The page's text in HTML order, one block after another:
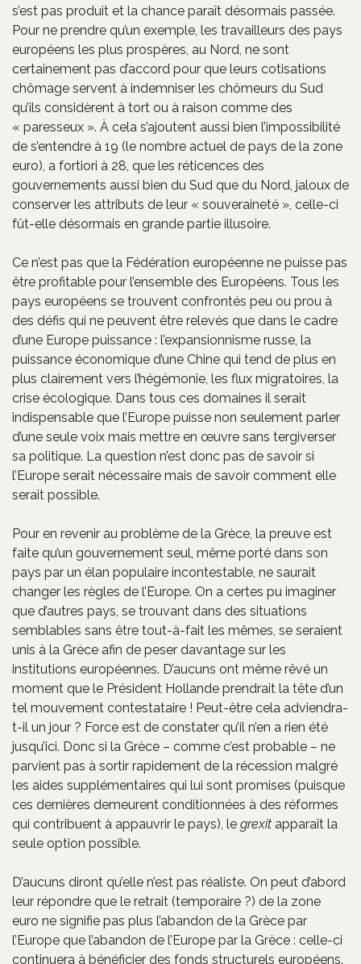
s’est pas produit et la chance paraît désormais passée.
Pour ne prendre qu’un exemple, les travailleurs des pays
européens les plus prospères, au Nord, ne sont
certainement pas d’accord pour que leurs cotisations
chômage servent à indemniser les chômeurs du Sud
qu’ils considèrent à tort ou à raison comme des
« paresseux ». À cela s’ajoutent aussi bien l’impossibilité
de s’entendre à 19 (le nombre actuel de pays de la zone
euro), a fortiori à 28, que les réticences des
gouvernements aussi bien du Sud que du Nord, jaloux de
conserver les attributs de leur « souveraineté », celle-ci
fût-elle désormais en grande partie illusoire.
Ce n’est pas que la Fédération européenne ne puisse pas
être profitable pour l’ensemble des Européens. Tous les
pays européens se trouvent confrontés peu ou prou à
des défis qui ne peuvent être relevés que dans le cadre
d’une Europe puissance : l’expansionnisme russe, la
puissance économique d’une Chine qui tend de plus en
plus clairement vers l’hégémonie, les flux migratoires, la
crise écologique. Dans tous ces domaines il serait
indispensable que l’Europe puisse non seulement parler
d’une seule voix mais mettre en œuvre sans tergiverser
sa politique. La question n’est donc pas de savoir si
l’Europe serait nécessaire mais de savoir comment elle
serait possible.
Pour en revenir au problème de la Grèce, la preuve est
faite qu’un gouvernement seul, même porté dans son
pays par un élan populaire incontestable, ne saurait
changer les règles de l’Europe. On a certes pu imaginer
que d’autres pays, se trouvant dans des situations
semblables sans être tout-à-fait les mêmes, se seraient
unis à la Grèce afin de peser davantage sur les
institutions européennes. D’aucuns ont même rêvé un
moment que le Président Hollande prendrait la tête d’un
tel mouvement contestataire ! Peut-être cela adviendra-
t-il un jour ? Force est de constater qu’il n’en a rien été
jusqu’ici. Donc si la Grèce – comme c’est probable – ne
parvient pas à sortir rapidement de la récession malgré
les aides supplémentaires qui lui sont promises (puisque
ces dernières demeurent conditionnées à des réformes
qui contribuent à appauvrir le pays), le grexit apparaît la
seule option possible.
D’aucuns diront qu’elle n’est pas réaliste. On peut d’abord
leur répondre que le retrait (temporaire ?) de la zone
euro ne signifie pas plus l’abandon de la Grèce par
l’Europe que l’abandon de l’Europe par la Grèce : celle-ci
continuera à bénéficier des fonds structurels européens.